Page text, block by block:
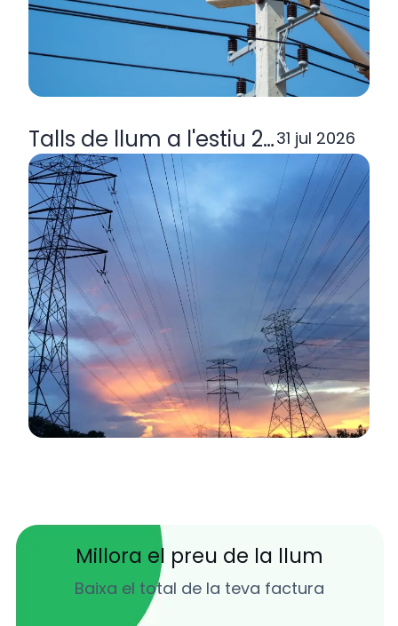
Talls de llum a l'estiu 2026: per
31 jul 2026
Millora el preu de la llum
Baixa el total de la teva factura